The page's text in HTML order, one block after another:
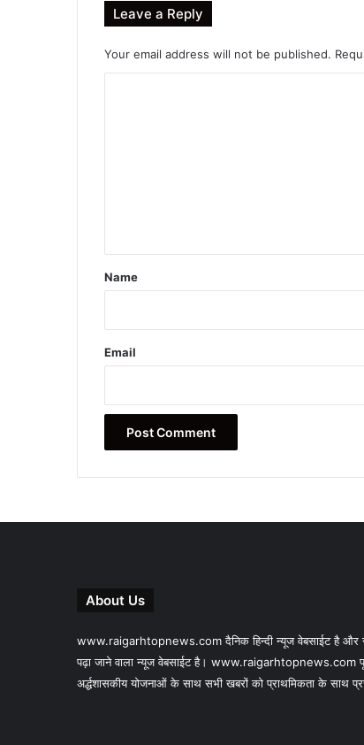
Leave a Reply
Your email address will not be published.
*
Name
Email
About Us
www.raigarhtopnews.com दैनिक हिन्दी न्यूज वेबसाईट है और
पढ़ा जाने वाला न्यूज वेबसाईट है। www.raigarhtopnews.com
अर्द्धशासकीय योजनाओं के साथ सभी खबरों को प्राथमिकता के साथ